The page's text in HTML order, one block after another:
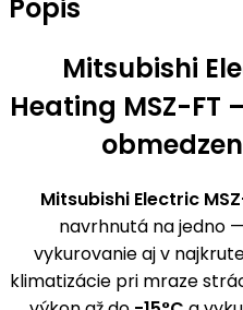
Popis
Mitsubishi
Heating MSZ-FT
Mitsubishi Electric
navrhnutá na jedno
vykurovanie aj v
klimatizácie pri mraze